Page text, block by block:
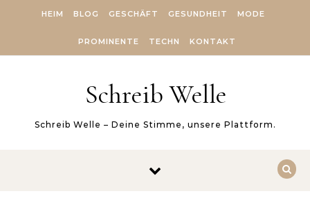
HEIM BLOG GESCHÄFT GESUNDHEIT MODE
PROMINENTE TECHN KONTAKT
Schreib Welle
Schreib Welle – Deine Stimme, unsere Plattform.